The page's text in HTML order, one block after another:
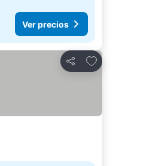
Ver precios
Compartir
Agregar a favoritos